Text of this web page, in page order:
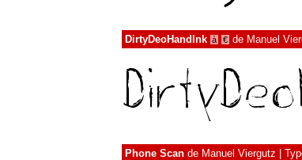
DirtyDeoHandInk à € de Manuel
Phone Scan de Manuel Viergutz |